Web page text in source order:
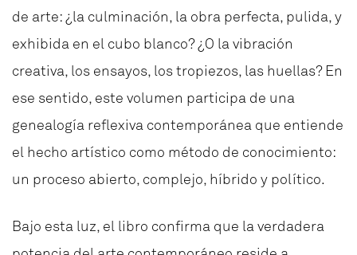
de arte: ¿la culminación, la obra perfecta, pulida, y
exhibida en el cubo blanco? ¿O la vibración
creativa, los ensayos, los tropiezos, las huellas? En
ese sentido, este volumen participa de una
genealogía reflexiva contemporánea que entiende
el hecho artístico como método de conocimiento:
un proceso abierto, complejo, híbrido y político.
Bajo esta luz, el libro confirma que la verdadera